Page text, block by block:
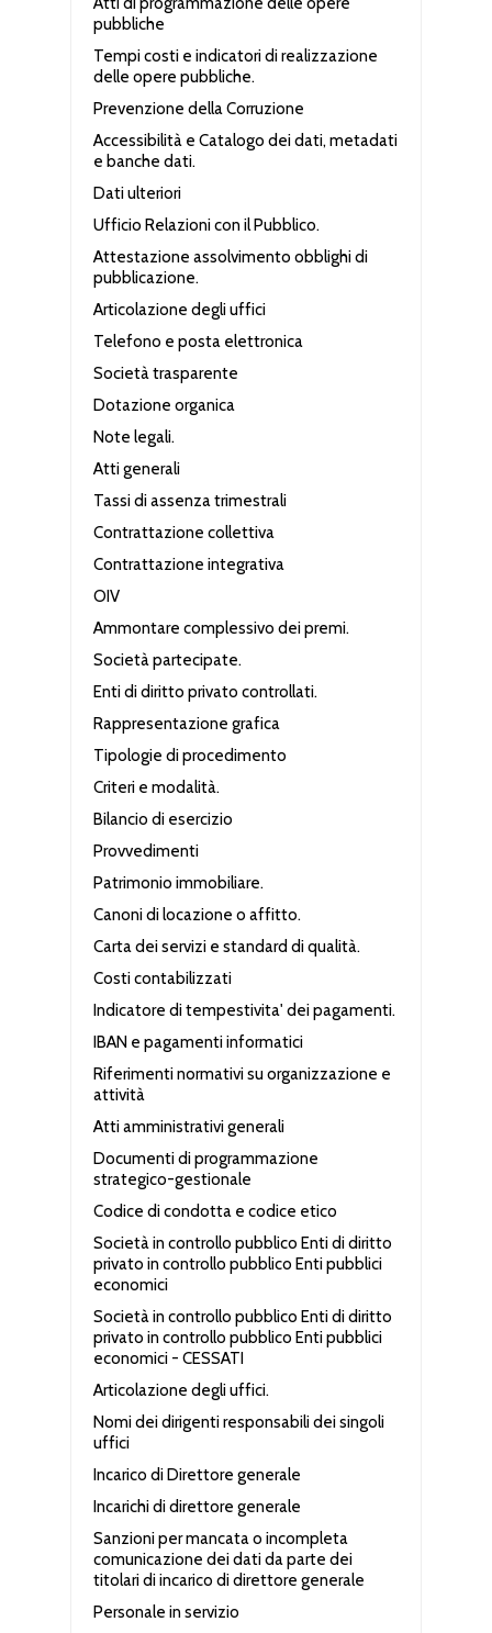
pubbliche
Tempi costi e indicatori di realizzazione
delle opere pubbliche.
Prevenzione della Corruzione
Accessibilità e Catalogo dei dati, metadati
e banche dati.
Dati ulteriori
Ufficio Relazioni con il Pubblico.
Attestazione assolvimento obblighi di
pubblicazione.
Articolazione degli uffici
Telefono e posta elettronica
Società trasparente
Dotazione organica
Note legali.
Atti generali
Tassi di assenza trimestrali
Contrattazione collettiva
Contrattazione integrativa
OIV
Ammontare complessivo dei premi.
Società partecipate.
Enti di diritto privato controllati.
Rappresentazione grafica
Tipologie di procedimento
Criteri e modalità.
Bilancio di esercizio
Provvedimenti
Patrimonio immobiliare.
Canoni di locazione o affitto.
Carta dei servizi e standard di qualità.
Costi contabilizzati
Indicatore di tempestivita' dei pagamenti.
IBAN e pagamenti informatici
Riferimenti normativi su organizzazione e
attività
Atti amministrativi generali
Documenti di programmazione
strategico-gestionale
Codice di condotta e codice etico
Società in controllo pubblico Enti di diritto
privato in controllo pubblico Enti pubblici
economici
Società in controllo pubblico Enti di diritto
privato in controllo pubblico Enti pubblici
economici - CESSATI
Articolazione degli uffici.
Nomi dei dirigenti responsabili dei singoli
uffici
Incarico di Direttore generale
Incarichi di direttore generale
Sanzioni per mancata o incompleta
comunicazione dei dati da parte dei
titolari di incarico di direttore generale
Personale in servizio